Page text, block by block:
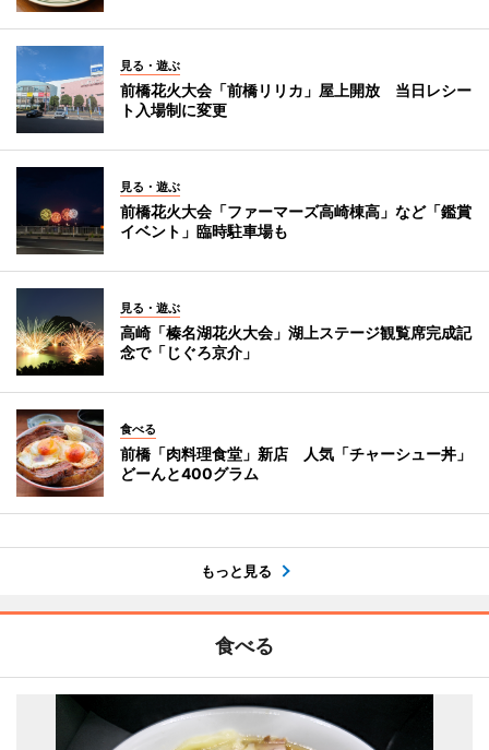
見る・遊ぶ
前橋花火大会「前橋リリカ」屋上開放 当日レシー
ト入場制に変更
見る・遊ぶ
前橋花火大会「ファーマーズ高崎棟高」など「鑑賞
イベント」臨時駐車場も
見る・遊ぶ
高崎「榛名湖花火大会」湖上ステージ観覧席完成記
念で「じぐろ京介」
食べる
前橋「肉料理食堂」新店 人気「チャーシュー丼」
どーんと400グラム
もっと見る
食べる